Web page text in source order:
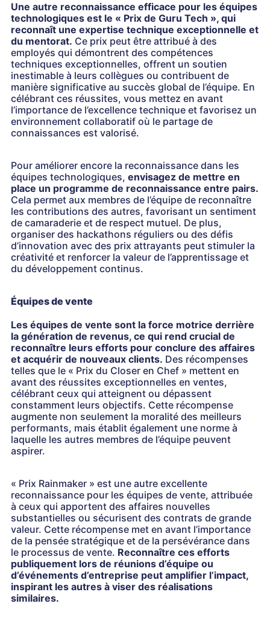
Une autre reconnaissance efficace pour les équipes
technologiques est le « Prix de Guru Tech », qui
reconnaît une expertise technique exceptionnelle et
du mentorat. Ce prix peut être attribué à des
employés qui démontrent des compétences
techniques exceptionnelles, offrent un soutien
inestimable à leurs collègues ou contribuent de
manière significative au succès global de l’équipe. En
célébrant ces réussites, vous mettez en avant
l’importance de l’excellence technique et favorisez un
environnement collaboratif où le partage de
connaissances est valorisé.
Pour améliorer encore la reconnaissance dans les
équipes technologiques, envisagez de mettre en
place un programme de reconnaissance entre pairs.
Cela permet aux membres de l’équipe de reconnaître
les contributions des autres, favorisant un sentiment
de camaraderie et de respect mutuel. De plus,
organiser des hackathons réguliers ou des défis
d’innovation avec des prix attrayants peut stimuler la
créativité et renforcer la valeur de l’apprentissage et
du développement continus.
Équipes de vente
Les équipes de vente sont la force motrice derrière
la génération de revenus, ce qui rend crucial de
reconnaître leurs efforts pour conclure des affaires
et acquérir de nouveaux clients. Des récompenses
telles que le « Prix du Closer en Chef » mettent en
avant des réussites exceptionnelles en ventes,
célébrant ceux qui atteignent ou dépassent
constamment leurs objectifs. Cette récompense
augmente non seulement la moralité des meilleurs
performants, mais établit également une norme à
laquelle les autres membres de l’équipe peuvent
aspirer.
« Prix Rainmaker » est une autre excellente
reconnaissance pour les équipes de vente, attribuée
à ceux qui apportent des affaires nouvelles
substantielles ou sécurisent des contrats de grande
valeur. Cette récompense met en avant l’importance
de la pensée stratégique et de la persévérance dans
le processus de vente. Reconnaître ces efforts
publiquement lors de réunions d’équipe ou
d’événements d’entreprise peut amplifier l’impact,
inspirant les autres à viser des réalisations
similaires.